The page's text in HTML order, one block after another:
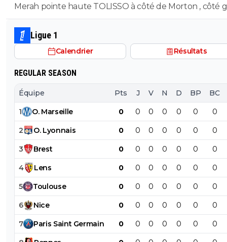
Merah pointe haute TOLISSO à côté de Morton , côté
mais pouvant aussi se projeter devant et accompagner
Merah et/ou Fofana
Ligue 1
Calendrier Résultats
REGULAR SEASON
Équipe Pts J V N D BP BC
1 O. Marseille 0 0 0 0 0 0 0
2 O. Lyonnais 0 0 0 0 0 0 0
3 Brest 0 0 0 0 0 0 0
4 Lens 0 0 0 0 0 0 0
5 Toulouse 0 0 0 0 0 0 0
6 Nice 0 0 0 0 0 0 0
7 Paris Saint Germain 0 0 0 0 0 0 0